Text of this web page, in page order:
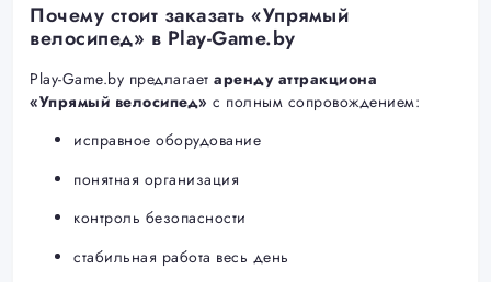
Почему стоит заказать «Упрямый
велосипед» в Play-Game.by
Play-Game.by предлагает аренду аттракциона
«Упрямый велосипед» с полным сопровождением:
исправное оборудование
понятная организация
контроль безопасности
стабильная работа весь день